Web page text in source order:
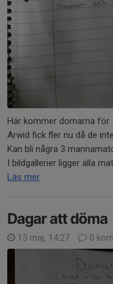
Här kommer domarna för
Arwid fick fler nu då de
Kan bli några 3
I bildgallerier ligger alla
Läs mer
Dagar att döma
15 maj, 14:27 0